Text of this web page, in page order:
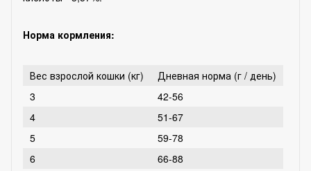
Норма кормления:
Вес взрослой кошки (кг)
Дневная норма (г / день)
3
42-56
4
51-67
5
59-78
6
66-88